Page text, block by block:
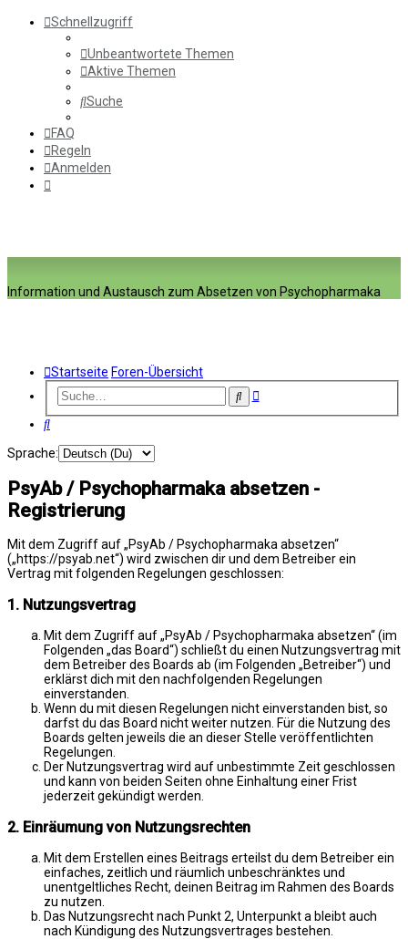
Schnellzugriff
Unbeantwortete Themen
Aktive Themen
Suche
FAQ
Regeln
Anmelden
Information und Austausch zum Absetzen von Psychopharmaka
Startseite Foren-Übersicht
SucheErweiterte
Suche
Sprache:
PsyAb / Psychopharmaka absetzen -
Registrierung
Mit dem Zugriff auf „PsyAb / Psychopharmaka absetzen“
(„https://psyab.net“) wird zwischen dir und dem Betreiber ein
Vertrag mit folgenden Regelungen geschlossen:
1. Nutzungsvertrag
Mit dem Zugriff auf „PsyAb / Psychopharmaka absetzen“ (im
Folgenden „das Board“) schließt du einen Nutzungsvertrag mit
dem Betreiber des Boards ab (im Folgenden „Betreiber“) und
erklärst dich mit den nachfolgenden Regelungen
einverstanden.
Wenn du mit diesen Regelungen nicht einverstanden bist, so
darfst du das Board nicht weiter nutzen. Für die Nutzung des
Boards gelten jeweils die an dieser Stelle veröffentlichten
Regelungen.
Der Nutzungsvertrag wird auf unbestimmte Zeit geschlossen
und kann von beiden Seiten ohne Einhaltung einer Frist
jederzeit gekündigt werden.
2. Einräumung von Nutzungsrechten
Mit dem Erstellen eines Beitrags erteilst du dem Betreiber ein
einfaches, zeitlich und räumlich unbeschränktes und
unentgeltliches Recht, deinen Beitrag im Rahmen des Boards
zu nutzen.
Das Nutzungsrecht nach Punkt 2, Unterpunkt a bleibt auch
nach Kündigung des Nutzungsvertrages bestehen.